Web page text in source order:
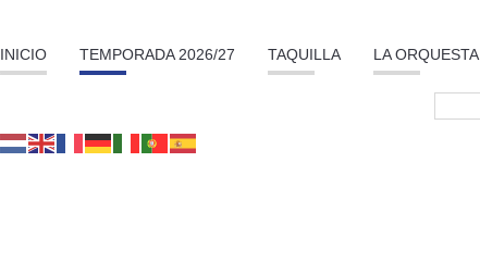
INICIO TEMPORADA 2026/27 TAQUILLA LA ORQUESTA